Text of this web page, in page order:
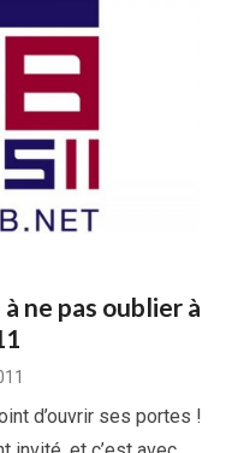
ne pas oublier à
d’ouvrir ses portes !